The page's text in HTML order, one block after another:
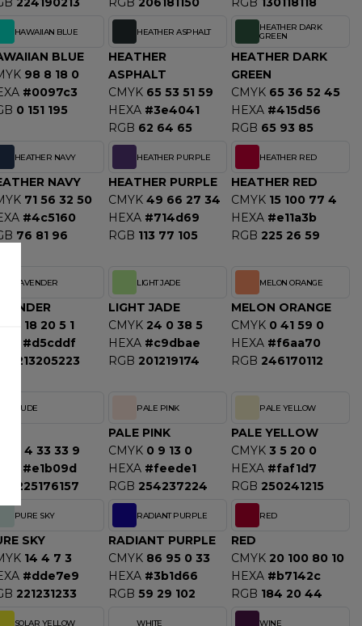
HAWAIIAN BLUE
BLUE
98 8 18 0
#0097c3
0 151 195
HEATHER ASPHALT
HEATHER
ASPHALT
CMYK 65 53 51 59
HEXA #3e4041
RGB 62 64 65
HEATHER DARK
GREEN
HEATHER DARK
GREEN
CMYK 65 36 52 45
HEXA #415d56
RGB 65 93 85
HEATHER NAVY
NAVY
71 56 32 50
#4c5160
76 81 96
HEATHER PURPLE
HEATHER PURPLE
CMYK 49 66 27 34
HEXA #714d69
RGB 113 77 105
HEATHER RED
HEATHER RED
CMYK 15 100 77 4
HEXA #e11a3b
RGB 225 26 59
LAVENDER
18 20 5 1
#d5cddf
213205223
LIGHT JADE
LIGHT JADE
CMYK 24 0 38 5
HEXA #c9dbae
RGB 201219174
MELON ORANGE
MELON ORANGE
CMYK 0 41 59 0
HEXA #f6aa70
RGB 246170112
NUDE
4 33 33 9
#e1b09d
225176157
PALE PINK
PALE PINK
CMYK 0 9 13 0
HEXA #feede1
RGB 254237224
PALE YELLOW
PALE YELLOW
CMYK 3 5 20 0
HEXA #faf1d7
RGB 250241215
PURE SKY
SKY
14 4 7 3
#dde7e9
221231233
RADIANT PURPLE
RADIANT PURPLE
CMYK 86 95 0 33
HEXA #3b1d66
RGB 59 29 102
RED
RED
CMYK 20 100 80 10
HEXA #b7142c
RGB 184 20 44
SOLAR YELLOW WHITE WINE